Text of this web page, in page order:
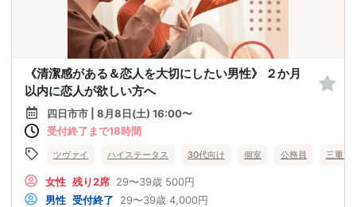
《清潔感がある＆恋人を大切にしたい男性》 ２か月
以内に恋人が欲しい方へ
四日市市 | 8月8日(土) 16:00〜
受付終了まで18時間
ツヴァイ ハイステータス 30代向け 個室 公務員 三重県
女性 残り2席 29〜39歳 500円
男性 受付終了 29〜39歳 4,000円